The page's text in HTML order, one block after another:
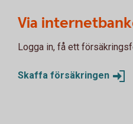
Via
Logga in, få ett
Skaffa försäkringen